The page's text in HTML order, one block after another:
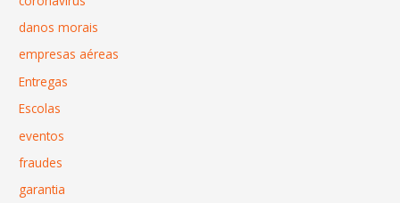
danos morais
empresas aéreas
Entregas
Escolas
eventos
fraudes
garantia